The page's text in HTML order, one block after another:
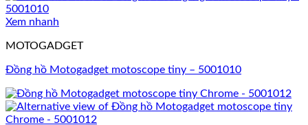
Xem nhanh
MOTOGADGET
Đồng hồ Motogadget motoscope tiny – 5001010